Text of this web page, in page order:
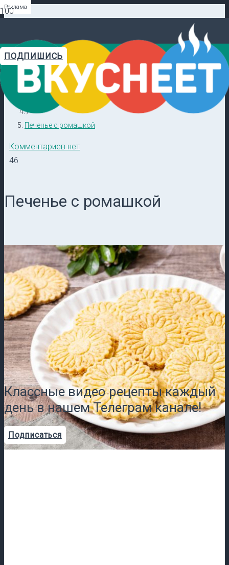
ПОДПИШИСЬ
Видеорецепты в ТГ →
Главная
/
Кулинарные секреты
/
Печенье с ромашкой
Комментариев нет
46
Печенье с ромашкой
Классные видео рецепты каждый
день в нашем Телеграм канале!
Подписаться
Реклама
Реклама
Реклама
Реклама
Реклама
Реклама